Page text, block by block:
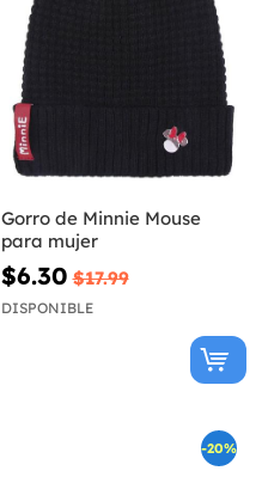
Gorro de Minnie Mouse
para mujer
$6.30 $17.99
DISPONIBLE
-20%